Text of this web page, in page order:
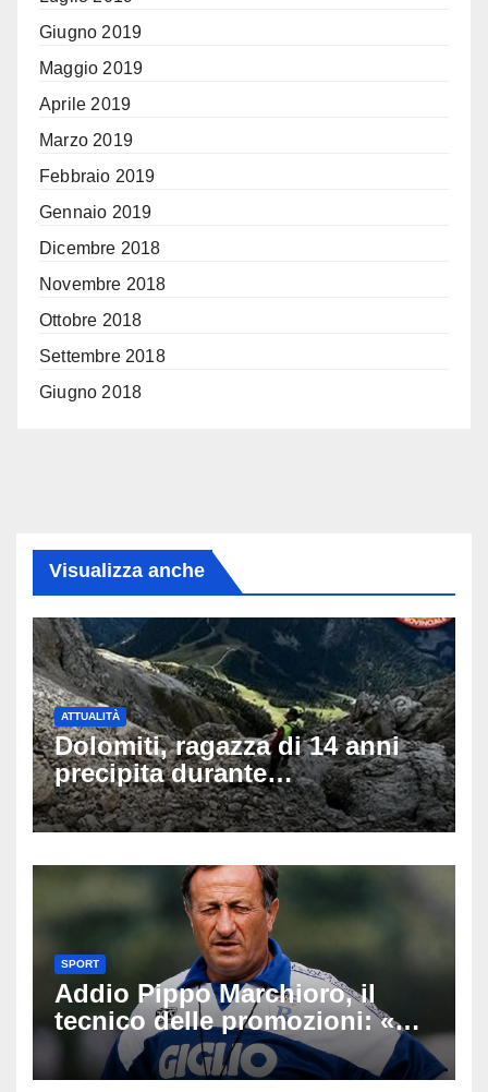
Giugno 2019
Maggio 2019
Aprile 2019
Marzo 2019
Febbraio 2019
Gennaio 2019
Dicembre 2018
Novembre 2018
Ottobre 2018
Settembre 2018
Giugno 2018
Visualizza anche
ATTUALITÀ
Dolomiti, ragazza di 14 anni
precipita durante
un’escursione: tragedia sul
Latemar davanti alla famiglia
SPORT
Addio Pippo Marchioro, il
tecnico delle promozioni: «Ha
scritto pagine indimenticabili
del nostro calcio»